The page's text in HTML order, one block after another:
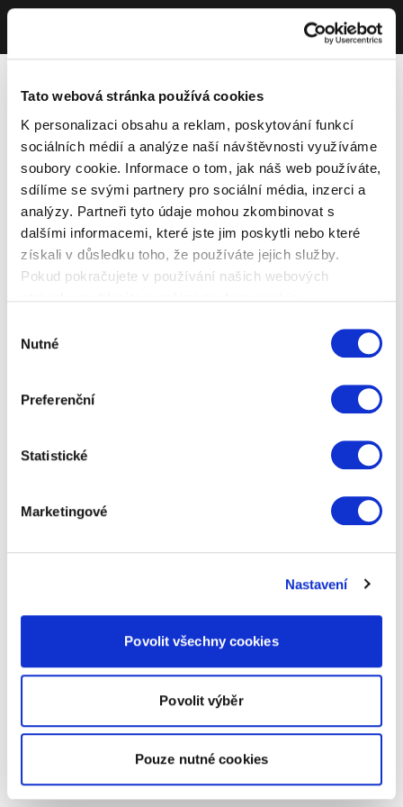
Tato webová stránka používá cookies
K personalizaci obsahu a reklam, poskytování funkcí
sociálních médií a analýze naší návštěvnosti využíváme
soubory cookie. Informace o tom, jak náš web používáte,
sdílíme se svými partnery pro sociální média, inzerci a
analýzy. Partneři tyto údaje mohou zkombinovat s
dalšími informacemi, které jste jim poskytli nebo které
získali v důsledku toho, že používáte jejich služby.
Pokud pokračujete v používání našich webových
souhlasu
Nutné
Preferenční
Statistické
Marketingové
Nastavení
Povolit všechny cookies
Povolit výběr
Pouze nutné cookies